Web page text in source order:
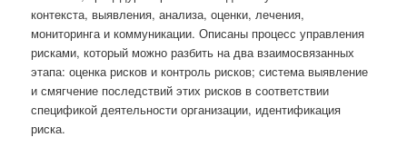
контекста, выявления, анализа, оценки, лечения,
мониторинга и коммуникации. Описаны процесс управления
рисками, который можно разбить на два взаимосвязанных
этапа: оценка рисков и контроль рисков; система выявление
и смягчение последствий этих рисков в соответствии
спецификой деятельности организации, идентификация
риска.